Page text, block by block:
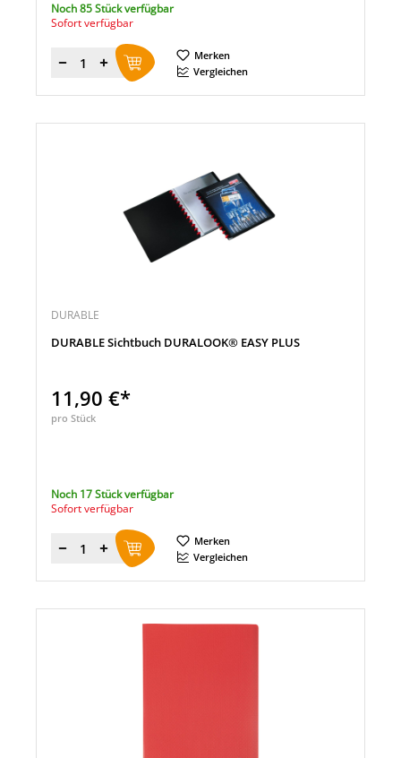
Noch 85 Stück verfügbar
Sofort verfügbar
Menge
Merken
Vergleichen
DURABLE
DURABLE Sichtbuch DURALOOK® EASY PLUS
11,90 €*
pro Stück
Noch 17 Stück verfügbar
Sofort verfügbar
Menge
Merken
Vergleichen